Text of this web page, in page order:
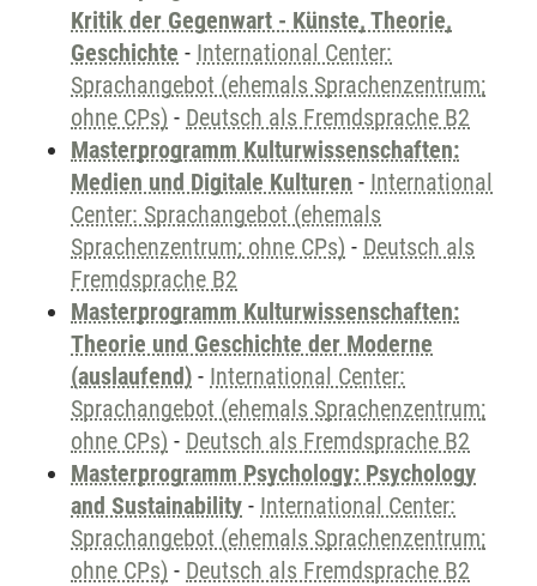
Kritik der Gegenwart - Künste, Theorie,
Geschichte - International Center:
Sprachangebot (ehemals Sprachenzentrum;
ohne CPs) - Deutsch als Fremdsprache B2
Masterprogramm Kulturwissenschaften:
Medien und Digitale Kulturen - International
Center: Sprachangebot (ehemals
Sprachenzentrum; ohne CPs) - Deutsch als
Fremdsprache B2
Masterprogramm Kulturwissenschaften:
Theorie und Geschichte der Moderne
(auslaufend) - International Center:
Sprachangebot (ehemals Sprachenzentrum;
ohne CPs) - Deutsch als Fremdsprache B2
Masterprogramm Psychology: Psychology
and Sustainability - International Center:
Sprachangebot (ehemals Sprachenzentrum;
ohne CPs) - Deutsch als Fremdsprache B2